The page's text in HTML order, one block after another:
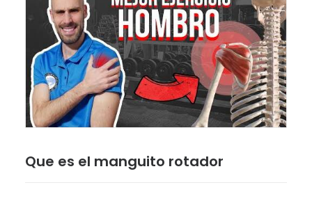
Que es el manguito rotador